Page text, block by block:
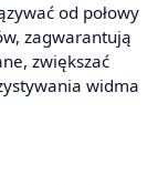
od połowy
zagwarantują
zwiększać
widma